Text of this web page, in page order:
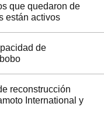
que quedaron de
están activos
de
reconstrucción
International y